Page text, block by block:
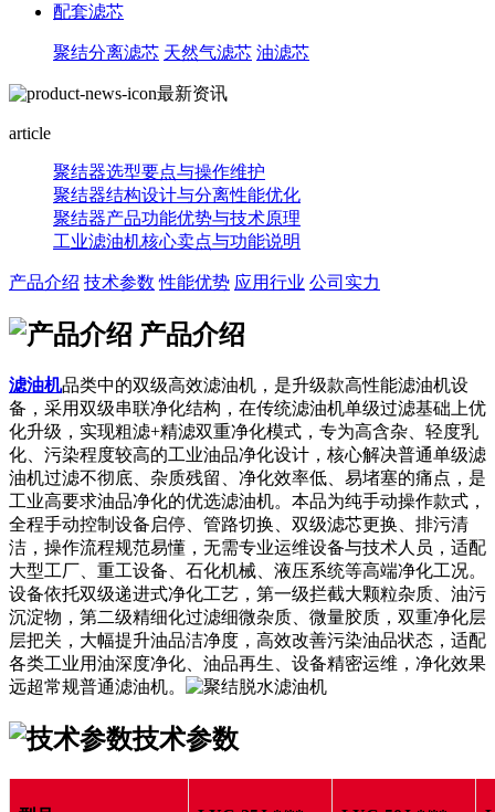
配套滤芯
聚结分离滤芯 天然气滤芯 油滤芯
最新资讯
article
聚结器选型要点与操作维护
聚结器结构设计与分离性能优化
聚结器产品功能优势与技术原理
工业滤油机核心卖点与功能说明
产品介绍 技术参数 性能优势 应用行业 公司实力
产品介绍
滤油机品类中的双级高效滤油机，是升级款高性能滤油机设
备，采用双级串联净化结构，在传统滤油机单级过滤基础上优
化升级，实现粗滤+精滤双重净化模式，专为高含杂、轻度乳
化、污染程度较高的工业油品净化设计，核心解决普通单级滤
油机过滤不彻底、杂质残留、净化效率低、易堵塞的痛点，是
工业高要求油品净化的优选滤油机。本品为纯手动操作款式，
全程手动控制设备启停、管路切换、双级滤芯更换、排污清
洁，操作流程规范易懂，无需专业运维设备与技术人员，适配
大型工厂、重工设备、石化机械、液压系统等高端净化工况。
设备依托双级递进式净化工艺，第一级拦截大颗粒杂质、油污
沉淀物，第二级精细化过滤细微杂质、微量胶质，双重净化层
层把关，大幅提升油品洁净度，高效改善污染油品状态，适配
各类工业用油深度净化、油品再生、设备精密运维，净化效果
远超常规普通滤油机。
技术参数